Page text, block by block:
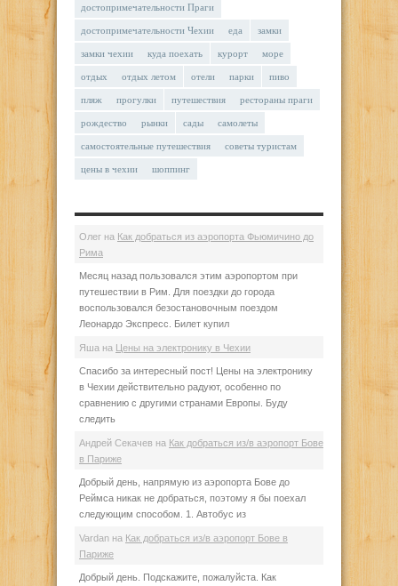
достопримечательности Праги
достопримечательности Чехии еда замки
замки чехии куда поехать курорт море
отдых отдых летом отели парки пиво
пляж прогулки путешествия рестораны праги
рождество рынки сады самолеты
самостоятельные путешествия советы туристам
цены в чехии шоппинг
Олег на Как добраться из аэропорта Фьюмичино до
Рима
Месяц назад пользовался этим аэропортом при
путешествии в Рим. Для поездки до города
воспользовался безостановочным поездом
Леонардо Экспресс. Билет купил
Яша на Цены на электронику в Чехии
Спасибо за интересный пост! Цены на электронику
в Чехии действительно радуют, особенно по
сравнению с другими странами Европы. Буду
следить
Андрей Секачев на Как добраться из/в аэропорт Бове
в Париже
Добрый день, напрямую из аэропорта Бове до
Реймса никак не добраться, поэтому я бы поехал
следующим способом. 1. Автобус из
Vardan на Как добраться из/в аэропорт Бове в
Париже
Добрый день. Подскажите, пожалуйста. Как